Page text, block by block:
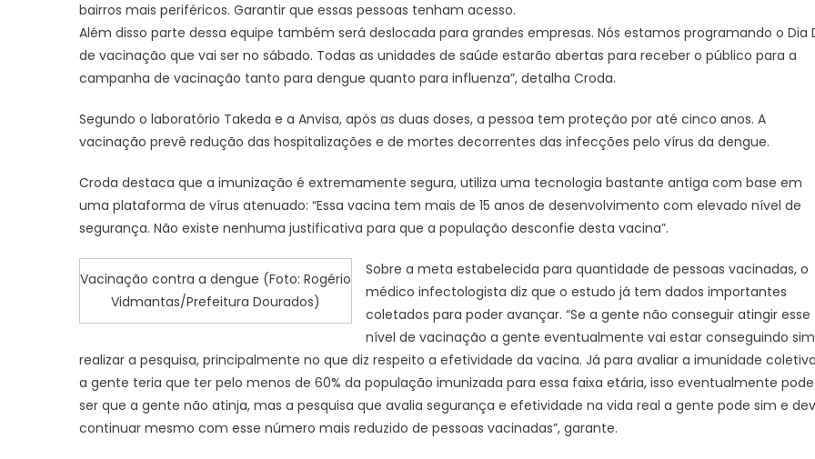
bairros mais periféricos. Garantir que essas pessoas tenham acesso.
Além disso parte dessa equipe também será deslocada para grandes empresas. Nós estamos programando o Dia
de vacinação que vai ser no sábado. Todas as unidades de saúde estarão abertas para receber o público para a
campanha de vacinação tanto para dengue quanto para influenza”, detalha Croda.
Segundo o laboratório Takeda e a Anvisa, após as duas doses, a pessoa tem proteção por até cinco anos. A
vacinação prevê redução das hospitalizações e de mortes decorrentes das infecções pelo vírus da dengue.
Croda destaca que a imunização é extremamente segura, utiliza uma tecnologia bastante antiga com base em
uma plataforma de vírus atenuado: “Essa vacina tem mais de 15 anos de desenvolvimento com elevado nível de
segurança. Não existe nenhuma justificativa para que a população desconfie desta vacina”.
Vacinação contra a dengue (Foto: Rogério
Vidmantas/Prefeitura Dourados)
Sobre a meta estabelecida para quantidade de pessoas vacinadas, o
médico infectologista diz que o estudo já tem dados importantes
coletados para poder avançar. “Se a gente não conseguir atingir esse
nível de vacinação a gente eventualmente vai estar conseguindo sim
realizar a pesquisa, principalmente no que diz respeito a efetividade da vacina. Já para avaliar a imunidade
a gente teria que ter pelo menos de 60% da população imunizada para essa faixa etária, isso eventualmente pode
ser que a gente não atinja, mas a pesquisa que avalia segurança e efetividade na vida real a gente pode sim e
continuar mesmo com esse número mais reduzido de pessoas vacinadas”, garante.